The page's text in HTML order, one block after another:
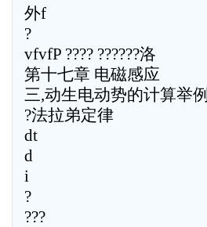
外f
?
vfvfP ???? ??????洛
第十七章 电磁感应
三,动生电动势的计算举例
?法拉弟定律
dt
d
i
?
???